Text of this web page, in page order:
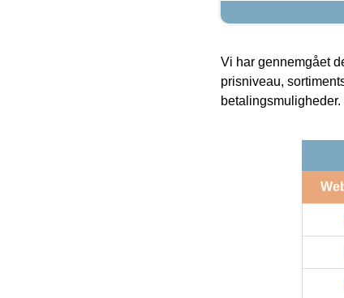
Vi har gennemgået
prisniveau,
betalingsmuligheder.